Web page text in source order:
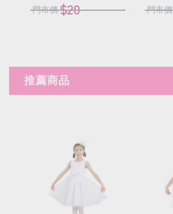
門市價 $20 門市價
推薦商品